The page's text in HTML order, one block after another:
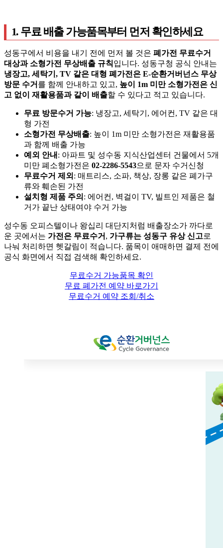
1. 무료 배출 가능품목부터 먼저 확인하세요
성동구에서 비용을 내기 전에 먼저 볼 것은 폐가전 무료수거
대상과 소형가전 무상배출 규칙입니다. 성동구청 공식 안내는
냉장고, 세탁기, TV 같은 대형 폐가전은 E-순환거버넌스 무상
방문 수거 를 함께 안내하고 있고, 높이 1m 미만 소형가전은 신
고 없이 재활용품과 같이 배출할 수 있다고 적고 있습니다.
무료 방문수거 가능: 냉장고, 세탁기, 에어컨, TV 같은 대
형 가전
소형가전 무상배출: 높이 1m 미만 소형가전은 재활용품
과 함께 배출 가능
예외 안내 : 아파트 및 성수동 지식산업센터 건물에서 5개
미만 폐소형가전은 02-2286-5543으로 문자 수거신청
무료수거 제외 : 매트리스, 소파, 책상, 장롱 같은 폐가구
류와 훼손된 가전
설치형 제품 주의 : 에어컨, 벽걸이 TV, 빌트인 제품은 철
거가 끝난 상태여야 수거 가능
성수동 오피스텔이나 왕십리 대단지처럼 배출장소가 까다로
운 곳에서는 가전은 무료수거 , 가구류는 성동구 유상 신고로
나눠 처리하면 헷갈림이 적습니다. 품목이 애매하면 결제 전에
공식 화면에서 직접 검색해 확인하세요.
무료수거 가능품목 확인
무료 폐가전 예약 바로가기
무료수거 예약 조회/취소